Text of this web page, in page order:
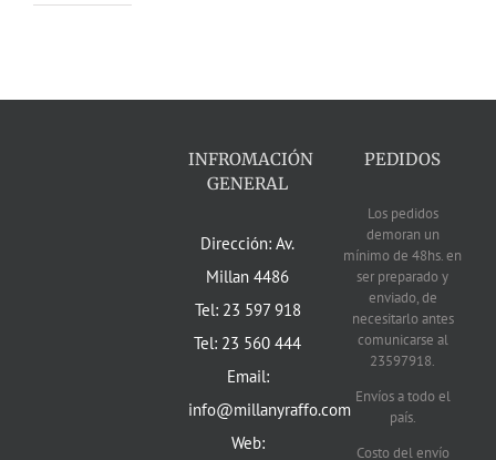
INFROMACIÓN
GENERAL
Dirección: Av.
Millan 4486
Tel: 23 597 918
Tel: 23 560 444
Email:
info@millanyraffo.com
Web:
PEDIDOS
Los pedidos
demoran un
mínimo de 48hs. en
ser preparado y
enviado, de
necesitarlo antes
comunicarse al
23597918.
Envíos a todo el
país.
Costo del envío